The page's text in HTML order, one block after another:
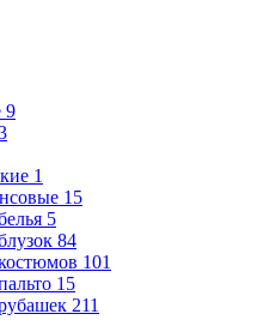
9
1
15
5
84
101
15
211